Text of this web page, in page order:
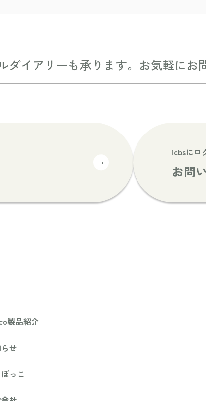
ダイアリーも承ります。 お気軽にお
→
icbsにロ
お問
製品紹介
せ
っこ